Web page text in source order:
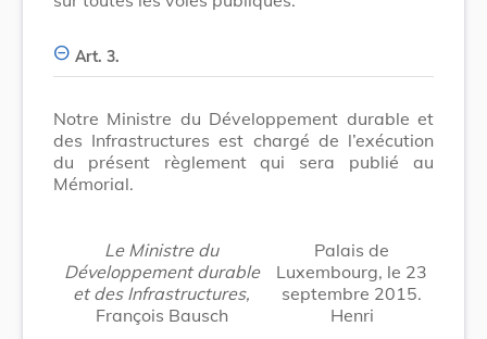
Art. 3.
Notre Ministre du Développement durable et
des Infrastructures est chargé de l’exécution
du présent règlement qui sera publié au
Mémorial.
Le Ministre du
Développement durable
et des Infrastructures,
François Bausch
Palais de
Luxembourg, le 23
septembre 2015.
Henri